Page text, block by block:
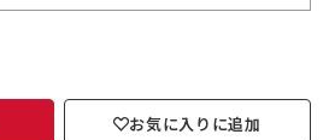
お気に入りに追加